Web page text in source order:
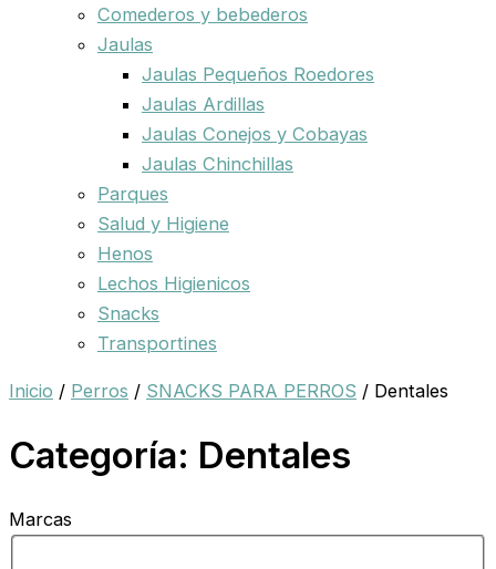
Comederos y bebederos
Jaulas
Jaulas Pequeños Roedores
Jaulas Ardillas
Jaulas Conejos y Cobayas
Jaulas Chinchillas
Parques
Salud y Higiene
Henos
Lechos Higienicos
Snacks
Transportines
Inicio / Perros / SNACKS PARA PERROS / Dentales
Categoría: Dentales
Marcas